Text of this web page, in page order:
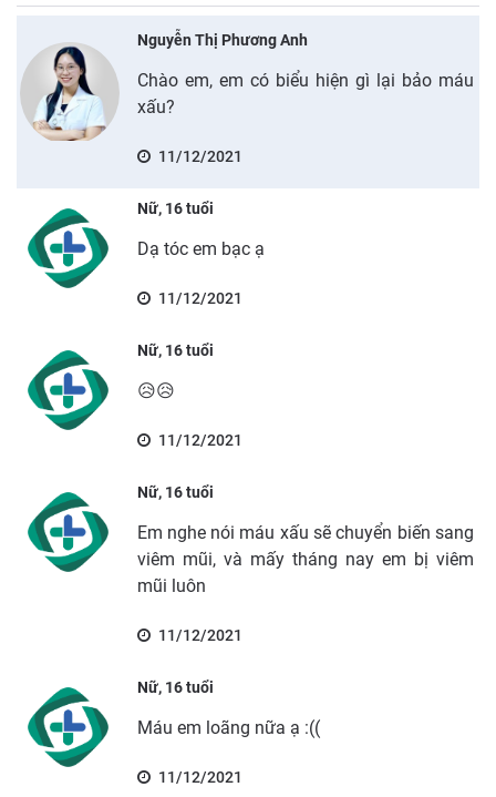
Nguyễn Thị Phương Anh
Chào em, em có biểu hiện gì lại bảo máu
xấu?
11/12/2021
Nữ, 16 tuổi
Dạ tóc em bạc ạ
11/12/2021
Nữ, 16 tuổi
😥😥
11/12/2021
Nữ, 16 tuổi
Em nghe nói máu xấu sẽ chuyển biến sang
viêm mũi, và mấy tháng nay em bị viêm
mũi luôn
11/12/2021
Nữ, 16 tuổi
Máu em loãng nữa ạ :((
11/12/2021